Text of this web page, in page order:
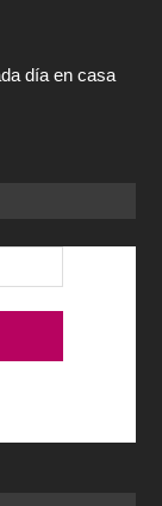
día en casa